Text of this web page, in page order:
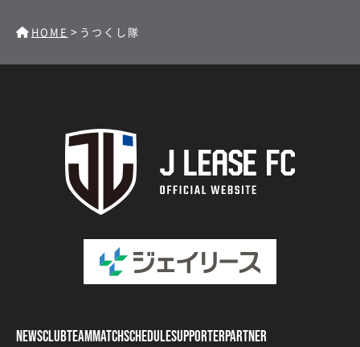
HOME > うつくし隊
NEWSCLUBTEAMMATCHSCHEDULESUPPORTERPARTNER